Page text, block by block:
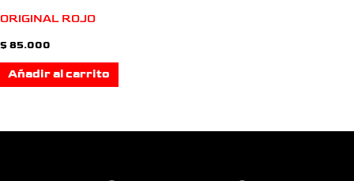
ORIGINAL ROJO
$ 85.000
Añadir al carrito